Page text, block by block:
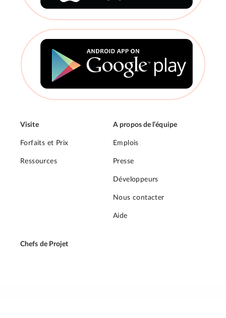
Visite
Forfaits et Prix
Ressources
A propos de l’équipe
Emplois
Presse
Développeurs
Nous contacter
Aide
Chefs de Projet